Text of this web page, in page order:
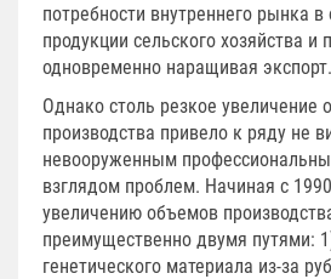
потребности внутреннего рынка
продукции сельского хозяйства и
одновременно наращивая экспорт.
Однако столь резкое увеличение
производства привело к ряду не
невооруженным
взглядом проблем. Начиная с
увеличению объемов
преимущественно двумя путями:
генетического материала из-за